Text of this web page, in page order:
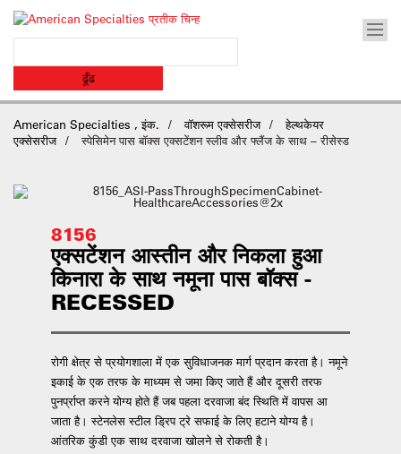
American Specialties , इंक. वॉशरूम एक्सेसरीज
हेल्थकेयर
एक्सेसरीज
स्पेसिमेन पास बॉक्स एक्सटेंशन स्लीव और फ्लैंज के साथ – रीसेस्ड
8156
एक्सटेंशन आस्तीन और निकला हुआ
किनारा के साथ नमूना पास बॉक्स -
RECESSED
रोगी क्षेत्र से प्रयोगशाला में एक सुविधाजनक मार्ग प्रदान करता है। नमूने
इकाई के एक तरफ के माध्यम से जमा किए जाते हैं और दूसरी तरफ
पुनर्प्राप्त करने योग्य होते हैं जब पहला दरवाजा बंद स्थिति में वापस आ
जाता है। स्टेनलेस स्टील ड्रिप ट्रे सफाई के लिए हटाने योग्य है।
आंतरिक कुंडी एक साथ दरवाजा खोलने से रोकती है।